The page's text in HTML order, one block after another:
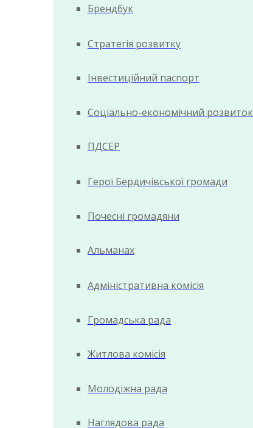
Брендбук
Стратегія розвитку
Інвестиційний паспорт
Соціально-економічний розвиток
ПДСЕР
Герої Бердичівської громади
Почесні громадяни
Альманах
Адміністративна комісія
Громадська рада
Житлова комісія
Молодіжна рада
Наглядова рада